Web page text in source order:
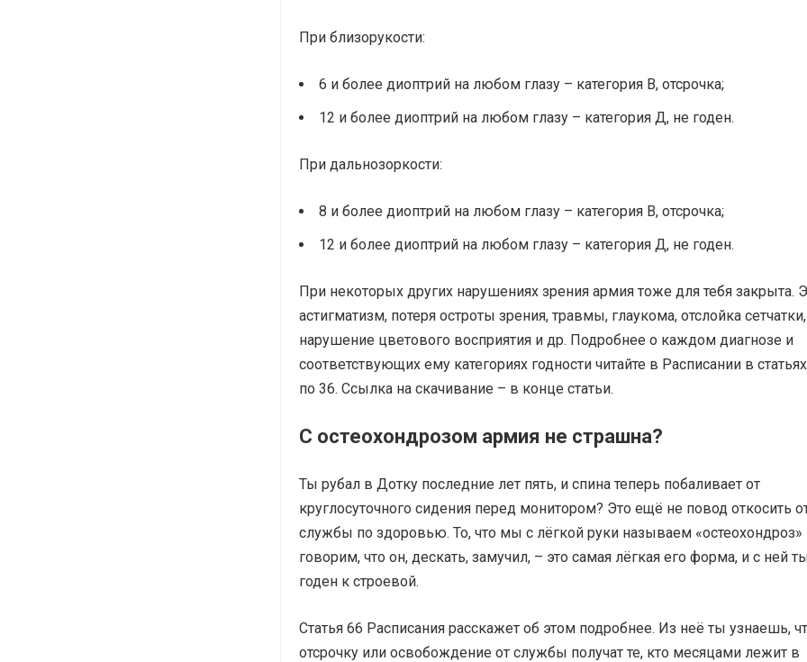
При близорукости:
6 и более диоптрий на любом глазу – категория В, отсрочка;
12 и более диоптрий на любом глазу – категория Д, не годен.
При дальнозоркости:
8 и более диоптрий на любом глазу – категория В, отсрочка;
12 и более диоптрий на любом глазу – категория Д, не годен.
При некоторых других нарушениях зрения армия тоже для тебя закрыта.
астигматизм, потеря остроты зрения, травмы, глаукома, отслойка сетчатки,
нарушение цветового восприятия и др. Подробнее о каждом диагнозе и
соответствующих ему категориях годности читайте в Расписании в
по 36. Ссылка на скачивание – в конце статьи.
С остеохондрозом армия не страшна?
Ты рубал в Дотку последние лет пять, и спина теперь побаливает от
круглосуточного сидения перед монитором? Это ещё не повод откосить
службы по здоровью. То, что мы с лёгкой руки называем «остеохондроз»
говорим, что он, дескать, замучил, – это самая лёгкая его форма, и с ней
годен к строевой.
Статья 66 Расписания расскажет об этом подробнее. Из неё ты узнаешь,
отсрочку или освобождение от службы получат те, кто месяцами лежит в